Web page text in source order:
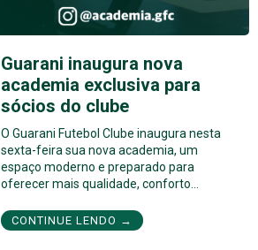
Guarani inaugura nova
academia exclusiva para
sócios do clube
O Guarani Futebol Clube inaugura nesta
sexta-feira sua nova academia, um
espaço moderno e preparado para
oferecer mais qualidade, conforto…
CONTINUE LENDO →